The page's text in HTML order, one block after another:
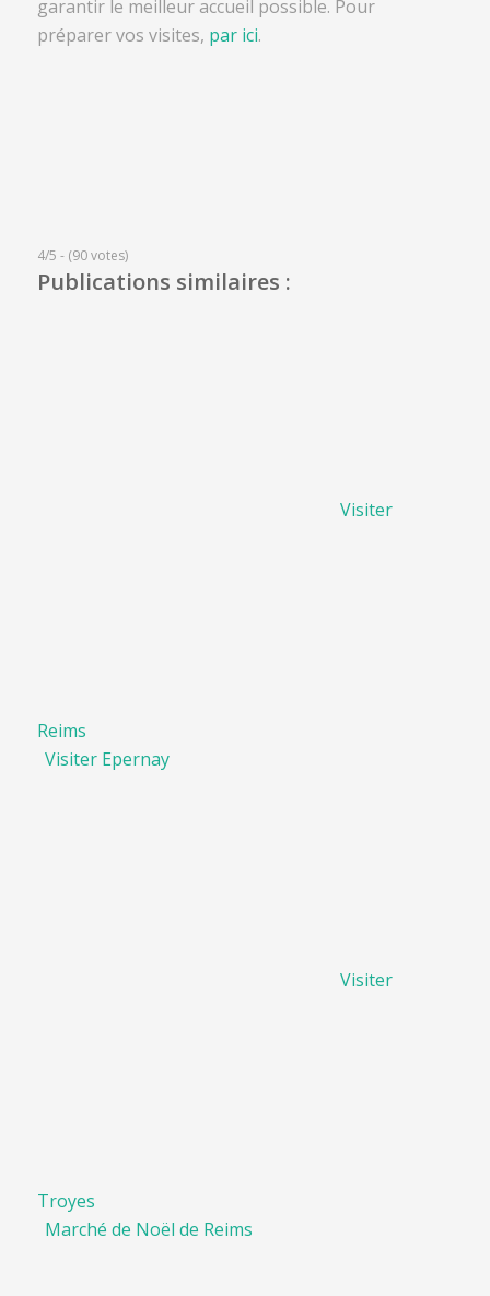
garantir le meilleur accueil possible. Pour
préparer vos visites, par ici.
4/5 - (90 votes)
Publications similaires :
Visiter
Reims
Visiter Epernay
Visiter
Troyes
Marché de Noël de Reims